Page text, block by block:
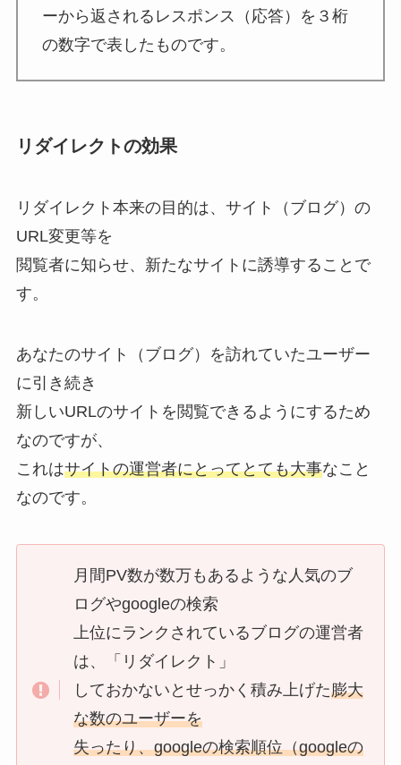
ーから返されるレスポンス（応答）を３桁
の数字で表したものです。
リダイレクトの効果
リダイレクト本来の目的は、サイト（ブログ）の
URL変更等を
閲覧者に知らせ、新たなサイトに誘導することで
す。
あなたのサイト（ブログ）を訪れていたユーザー
に引き続き
新しいURLのサイトを閲覧できるようにするため
なのですが、
これはサイトの運営者にとってとても大事なこと
なのです。
月間PV数が数万もあるような人気のブ
ログやgoogleの検索
上位にランクされているブログの運営者
は、「リダイレクト」
しておかないとせっかく積み上げた膨大
な数のユーザーを
失ったり、googleの検索順位（googleの